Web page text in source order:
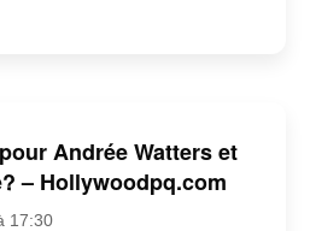
Andrée Watters et
– Hollywoodpq.com
17:30